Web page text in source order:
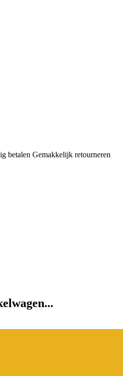
betalen Gemakkelijk retourneren